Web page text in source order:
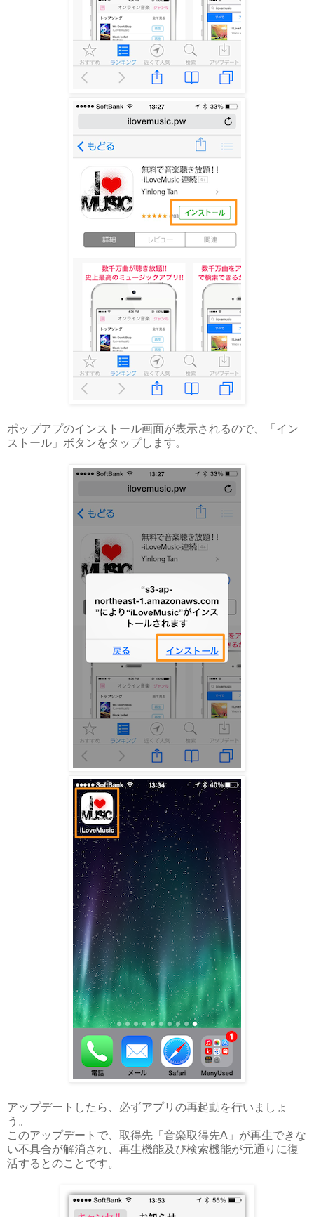
ポップアプのインストール画面が表示されるので、「イン
ストール」ボタンをタップします。
アップデートしたら、必ずアプリの再起動を行いましょ
う。
このアップデートで、取得先「音楽取得先A」が再生できな
い不具合が解消され、再生機能及び検索機能が元通りに復
活するとのことです。